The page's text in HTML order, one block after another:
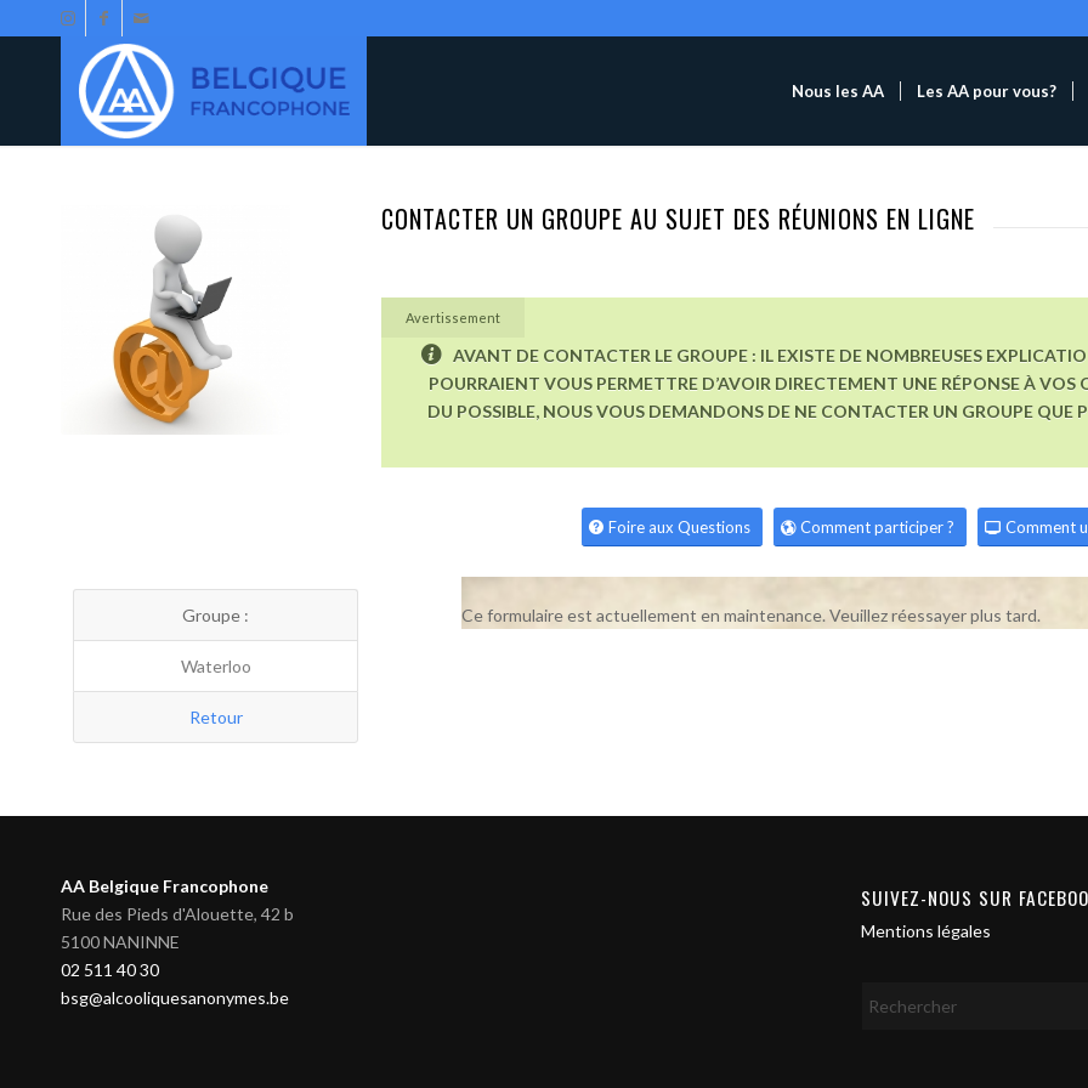
Nous les AA Les AA pour vous?
CONTACTER UN GROUPE AU SUJET DES RÉUNIONS EN LIGNE
Avertissement
AVANT DE CONTACTER LE GROUPE : IL EXISTE DE NOMBREUSES
POURRAIENT VOUS PERMETTRE D’AVOIR DIRECTEMENT UNE RÉPONSE À VOS
DU POSSIBLE, NOUS VOUS DEMANDONS DE NE CONTACTER UN GROUPE QUE
Foire aux Questions Comment participer ? Comment
Groupe :
Waterloo
Retour
Ce formulaire est actuellement en maintenance. Veuillez réessayer plus tard.
AA Belgique Francophone
Rue des Pieds d'Alouette, 42 b
5100 NANINNE
02 511 40 30
bsg@alcooliquesanonymes.be
SUIVEZ-NOUS SUR
Mentions légales